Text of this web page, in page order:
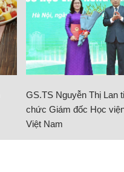
GS.TS Nguyễn Thị Lan
chức Giám đốc Học
Việt Nam